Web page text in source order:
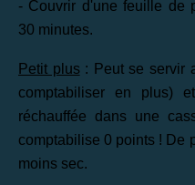
- Couvrir d'une feuille de
30 minutes.
Petit plus: Peut se servir
comptabiliser en plus)
réchauffée dans une
comptabilise 0 points ! De
moins sec.